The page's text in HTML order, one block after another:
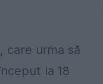
care urma să
la 18